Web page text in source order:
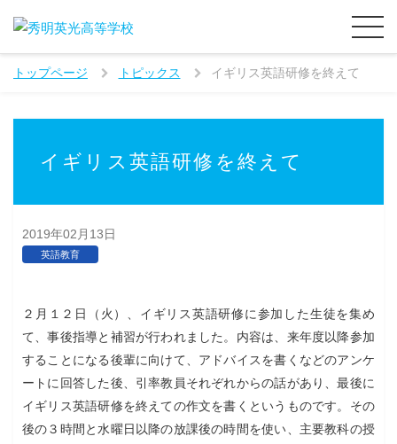
トップページ トピックス イギリス英語研修を終えて
イギリス英語研修を終えて
2019年02月13日
英語教育
２月１２日（火）、イギリス英語研修に参加した生徒を集め
て、事後指導と補習が行われました。内容は、来年度以降参加
することになる後輩に向けて、アドバイスを書くなどのアンケ
ートに回答した後、引率教員それぞれからの話があり、最後に
イギリス英語研修を終えての作文を書くというものです。その
後の３時間と水曜日以降の放課後の時間を使い、主要教科の授